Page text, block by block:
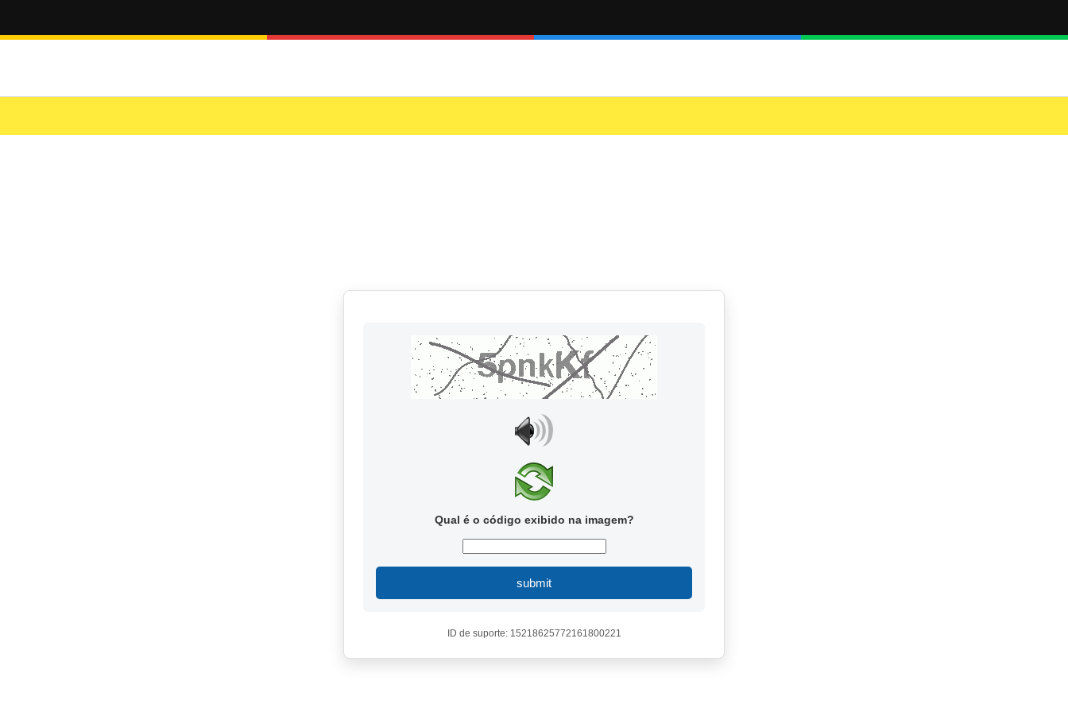
Qual é o código exibido na imagem?
submit
ID de suporte: 15218625772161800221